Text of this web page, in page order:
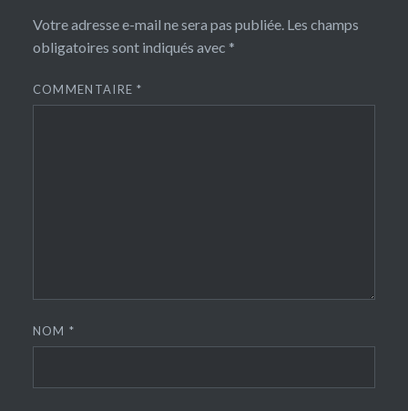
Votre adresse e-mail ne sera pas publiée. Les champs
obligatoires sont indiqués avec *
COMMENTAIRE*
NOM*